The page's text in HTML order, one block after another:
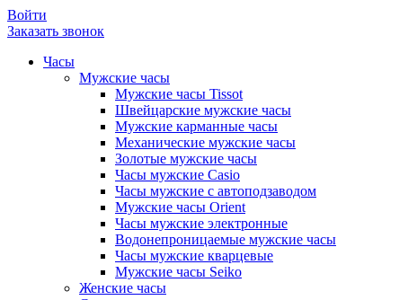
Войти
Заказать звонок
Часы
Мужские часы
Мужские часы Tissot
Швейцарские мужские часы
Мужские карманные часы
Механические мужские часы
Золотые мужские часы
Часы мужские Casio
Часы мужские с автоподзаводом
Мужские часы Orient
Часы мужские электронные
Водонепроницаемые мужские часы
Часы мужские кварцевые
Мужские часы Seiko
Женские часы